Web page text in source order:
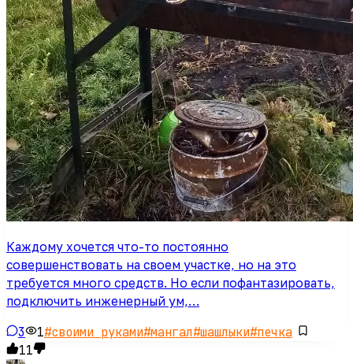
Каждому хочется что-то постоянно
совершенствовать на своем участке, но на это
требуется много средств. Но если пофантазировать,
подключить инженерный ум,…
3 1#своими руками#мангал#шашлыки#печка
11